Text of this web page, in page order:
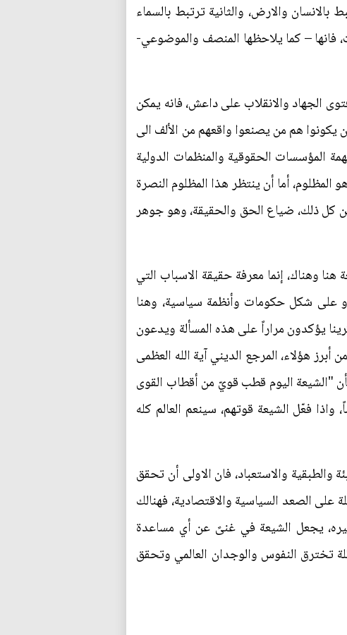
والارض، والثانية ترتبط بالسماء
– كما يلاحظها المنصف والموضوعي-
الجهاد والانقلاب على داعش، فانه يمكن
هم من يصنعوا واقعهم من الألف الى
المؤسسات الحقوقية والمنظمات الدولية
أما أن ينتظر هذا المظلوم النصرة
كل ذلك، ضياع الحق والحقيقة، وهو جوهر
وهناك، إنما معرفة حقيقة الاسباب التي
على شكل حكومات وأنظمة سياسية، وهنا
يؤكدون مراراً على هذه المسألة ويدعون
هؤلاء، المرجع الديني آية الله العظمى
"الشيعة اليوم قطب قويّ من أقطاب القوى
واذا فعّل الشيعة قوتهم، سينعم العالم كله
والطبقية والاستعباد، فان الاولى أن تحقق
الصعد السياسية والاقتصادية، فهنالك
يجعل الشيعة في غنىً عن أي مساعدة
تخترق النفوس والوجدان العالمي وتحقق